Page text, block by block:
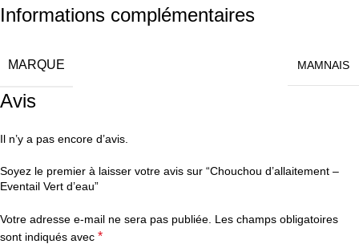
Informations complémentaires
MARQUE MAMNAIS
Avis
Il n’y a pas encore d’avis.
Soyez le premier à laisser votre avis sur “Chouchou d’allaitement –
Eventail Vert d’eau”
Votre adresse e-mail ne sera pas publiée. Les champs obligatoires
sont indiqués avec *